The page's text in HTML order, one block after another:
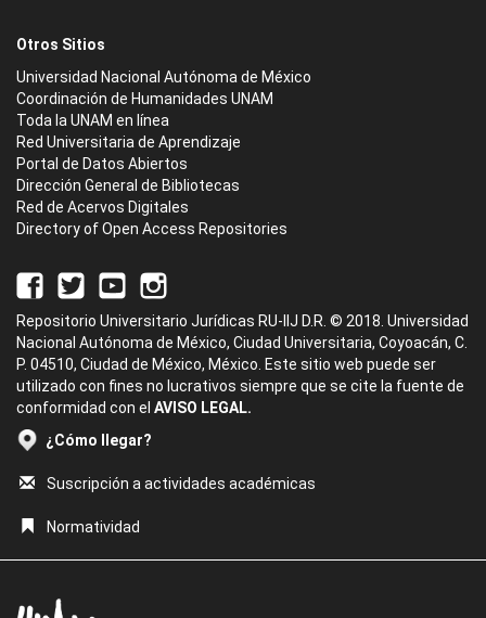
Otros Sitios
Universidad Nacional Autónoma de México
Coordinación de Humanidades UNAM
Toda la UNAM en línea
Red Universitaria de Aprendizaje
Portal de Datos Abiertos
Dirección General de Bibliotecas
Red de Acervos Digitales
Directory of Open Access Repositories
Repositorio Universitario Jurídicas RU-IIJ D.R. © 2018. Universidad
Nacional Autónoma de México, Ciudad Universitaria, Coyoacán, C.
P. 04510, Ciudad de México, México. Este sitio web puede ser
utilizado con fines no lucrativos siempre que se cite la fuente de
conformidad con el AVISO LEGAL.
¿Cómo llegar?
Suscripción a actividades académicas
Normatividad